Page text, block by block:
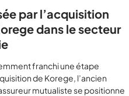
par l’acquisition
dans le secteur
franchi une étape
de Korege, l’ancien
mutualiste se positionne